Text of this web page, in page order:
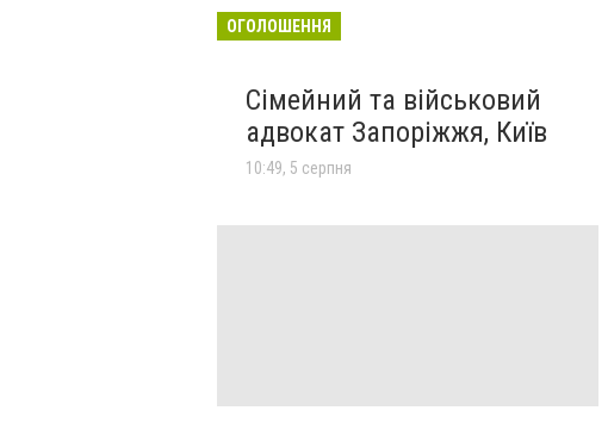
ОГОЛОШЕННЯ
Сімейний та військовий
адвокат Запоріжжя, Київ
10:49, 5 серпня